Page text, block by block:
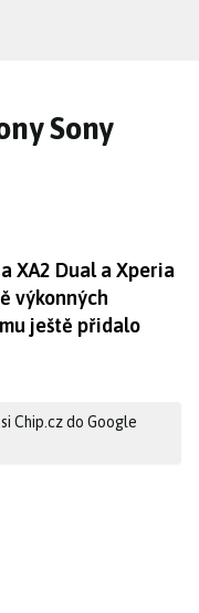
Sony
XA2 Dual a Xperia
výkonných
ještě přidalo
Chip.cz do Google